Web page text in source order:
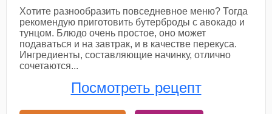
Хотите разнообразить повседневное меню? Тогда
рекомендую приготовить бутерброды с авокадо и
тунцом. Блюдо очень простое, оно может
подаваться и на завтрак, и в качестве перекуса.
Ингредиенты, составляющие начинку, отлично
сочетаются...
Посмотреть рецепт